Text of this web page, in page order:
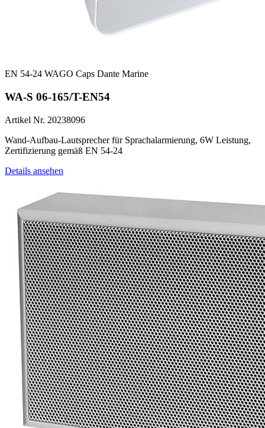
EN 54-24 WAGO Caps Dante Marine
WA-S 06-165/T-EN54
Artikel Nr. 20238096
Wand-Aufbau-Lautsprecher für Sprachalarmierung, 6W Leistung,
Zertifizierung gemäß EN 54-24
Details ansehen